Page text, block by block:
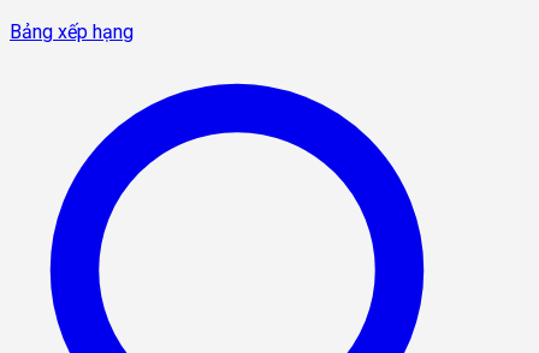
Bảng xếp hạng